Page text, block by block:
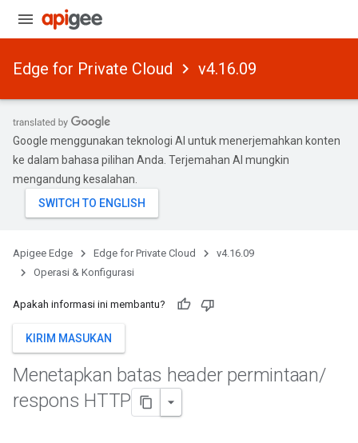
Edge for Private Cloud v4.16.09
Google menggunakan teknologi AI untuk menerjemahkan konten
ke dalam bahasa pilihan Anda. Terjemahan AI mungkin
mengandung kesalahan.
Apigee Edge Edge for Private Cloud
v4.16.09
Operasi & Konfigurasi
Apakah informasi ini membantu?
KIRIM MASUKAN
Menetapkan batas header permintaan/
respons HTTP